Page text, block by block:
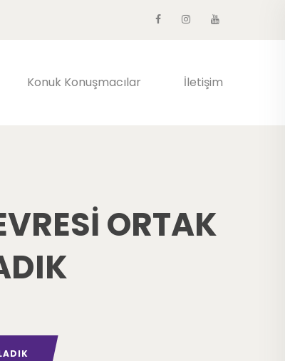
Konuk Konuşmacılar İletişim
ORTAK